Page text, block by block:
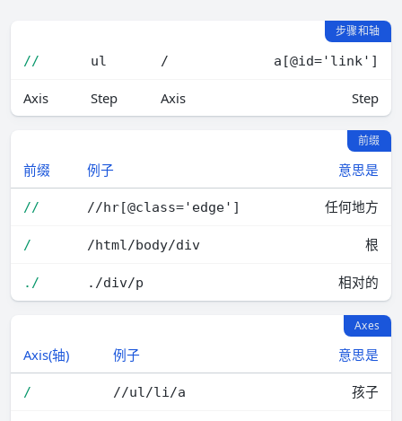
步骤和轴
//
ul / a[@id='link']
Axis Step Axis Step
前缀
前缀 例子 意思是
// //hr[@class='edge'] 任何地方
/ /html/body/div 根
./ ./div/p 相对的
Axes
Axis(轴) 例子 意思是
/ //ul/li/a 孩子